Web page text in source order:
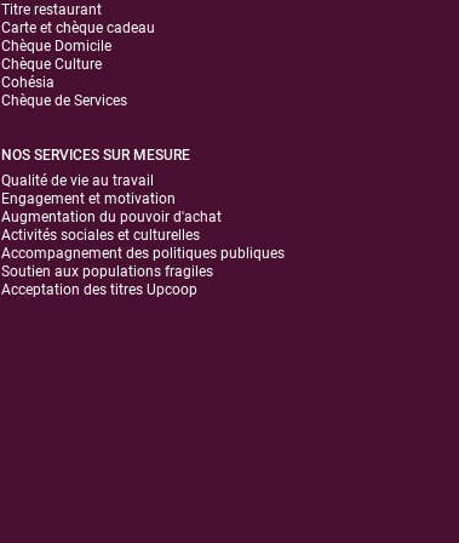
Titre restaurant
Carte et chèque cadeau
Chèque Domicile
Chèque Culture
Cohésia
Chèque de Services
NOS SERVICES SUR MESURE
Qualité de vie au travail
Engagement et motivation
Augmentation du pouvoir d'achat
Activités sociales et culturelles
Accompagnement des politiques publiques
Soutien aux populations fragiles
Acceptation des titres Upcoop